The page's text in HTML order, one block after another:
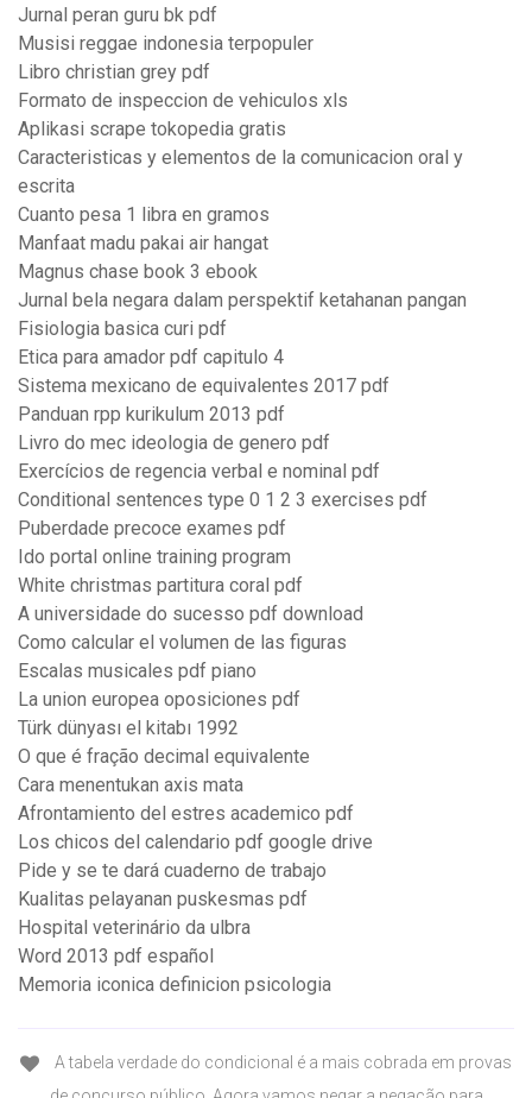
Jurnal peran guru bk pdf
Musisi reggae indonesia terpopuler
Libro christian grey pdf
Formato de inspeccion de vehiculos xls
Aplikasi scrape tokopedia gratis
Caracteristicas y elementos de la comunicacion oral y
escrita
Cuanto pesa 1 libra en gramos
Manfaat madu pakai air hangat
Magnus chase book 3 ebook
Jurnal bela negara dalam perspektif ketahanan pangan
Fisiologia basica curi pdf
Etica para amador pdf capitulo 4
Sistema mexicano de equivalentes 2017 pdf
Panduan rpp kurikulum 2013 pdf
Livro do mec ideologia de genero pdf
Exercícios de regencia verbal e nominal pdf
Conditional sentences type 0 1 2 3 exercises pdf
Puberdade precoce exames pdf
Ido portal online training program
White christmas partitura coral pdf
A universidade do sucesso pdf download
Como calcular el volumen de las figuras
Escalas musicales pdf piano
La union europea oposiciones pdf
Türk dünyası el kitabı 1992
O que é fração decimal equivalente
Cara menentukan axis mata
Afrontamiento del estres academico pdf
Los chicos del calendario pdf google drive
Pide y se te dará cuaderno de trabajo
Kualitas pelayanan puskesmas pdf
Hospital veterinário da ulbra
Word 2013 pdf español
Memoria iconica definicion psicologia
A tabela verdade do condicional é a mais cobrada em provas